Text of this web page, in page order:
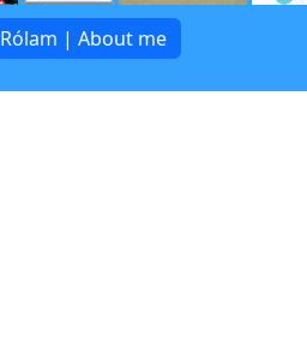
Rólam | About me